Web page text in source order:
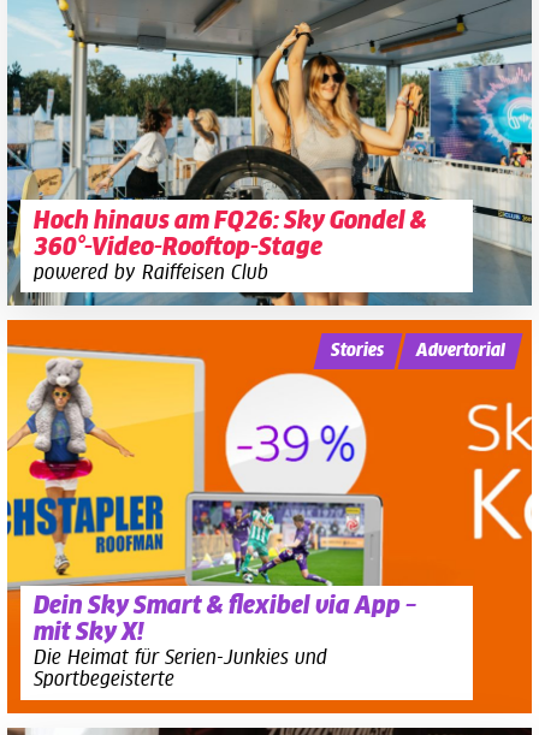
Hoch hinaus am FQ26: Sky Gondel &
360°-Video-Rooftop-Stage
powered by Raiffeisen Club
Dein Sky Smart & flexibel via App –
mit Sky X!
Die Heimat für Serien-Junkies und
Sportbegeisterte
Stories Advertorial